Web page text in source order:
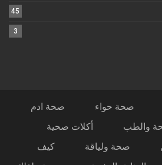
45
3
صحة حواء
صحة ادم
والطب
أكلات صحية
صحة ولياقة
كيف